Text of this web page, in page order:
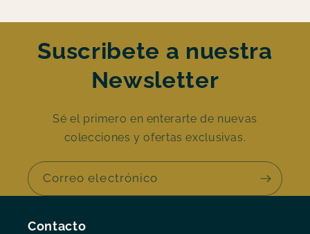
Suscribete a nuestra
Newsletter
Sé el primero en enterarte de nuevas
colecciones y ofertas exclusivas.
Correo electrónico
Contacto